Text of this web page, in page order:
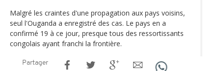
Malgré les craintes d'une propagation aux pays voisins,
seul l'Ouganda a enregistré des cas. Le pays en a
confirmé 19 à ce jour, presque tous des ressortissants
congolais ayant franchi la frontière.
Partager